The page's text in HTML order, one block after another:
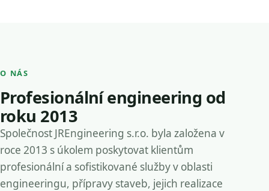
O NÁS
Profesionální engineering od
roku 2013
Společnost JREngineering s.r.o. byla založena v
roce 2013 s úkolem poskytovat klientům
profesionální a sofistikované služby v oblasti
engineeringu, přípravy staveb, jejich realizace